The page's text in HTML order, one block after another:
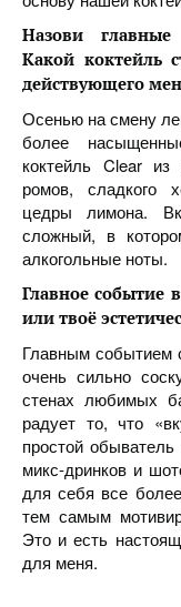
Назови
Какой коктейль
действующего
Осенью на смену
более
коктейль Clear
ромов, сладкого
цедры лимона.
сложный, в
алкогольные ноты.
Главное событие
или твоё
Главным событием
очень сильно
стенах любимых
радует то, что
простой обыватель
микс-дринков и
для себя все
тем самым
Это и есть
для меня.